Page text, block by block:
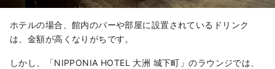
ホテルの場合、館内のバーや部屋に設置されているドリンク
は、金額が高くなりがちです。
しかし、「NIPPONIA HOTEL 大洲 城下町」のラウンジでは、